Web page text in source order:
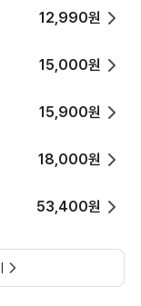
12,990원
15,000원
15,900원
18,000원
53,400원